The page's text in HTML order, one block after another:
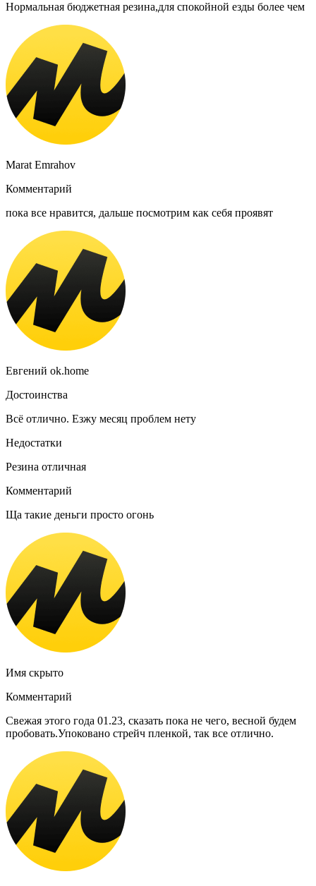
Нормальная бюджетная резина,для спокойной езды более чем
Marat Emrahov
Комментарий
пока все нравится, дальше посмотрим как себя проявят
Евгений ok.home
Достоинства
Всё отлично. Езжу месяц проблем нету
Недостатки
Резина отличная
Комментарий
Ща такие деньги просто огонь
Имя скрыто
Комментарий
Свежая этого года 01.23, сказать пока не чего, весной будем
пробовать.Упоковано стрейч пленкой, так все отлично.